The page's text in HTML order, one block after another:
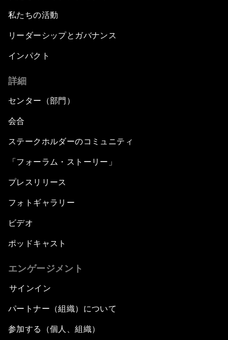
私たちの活動
リーダーシップとガバナンス
インパクト
詳細
センター（部門）
会合
ステークホルダーのコミュニティ
「フォーラム・ストーリー」
プレスリリース
フォトギャラリー
ビデオ
ポッドキャスト
エンゲージメント
サインイン
パートナー（組織）について
参加する（個人、組織）